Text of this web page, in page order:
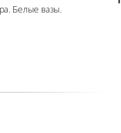
Белые вазы.